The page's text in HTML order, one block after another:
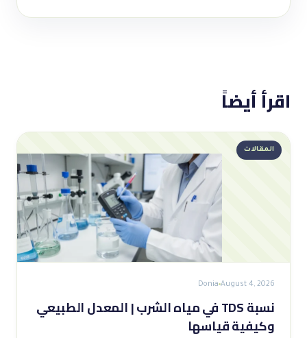
اقرأ أيضاً
المقالات
August 4, 2026
Donia
نسبة TDS في مياه الشرب | المعدل الطبيعي
وكيفية قياسها